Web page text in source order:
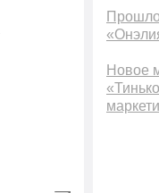
Новое